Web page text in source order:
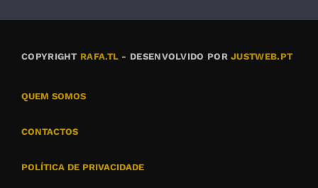
COPYRIGHT RAFA.TL - DESENVOLVIDO PORJUSTWEB.PT
QUEM SOMOS
CONTACTOS
POLÍTICA DE PRIVACIDADE